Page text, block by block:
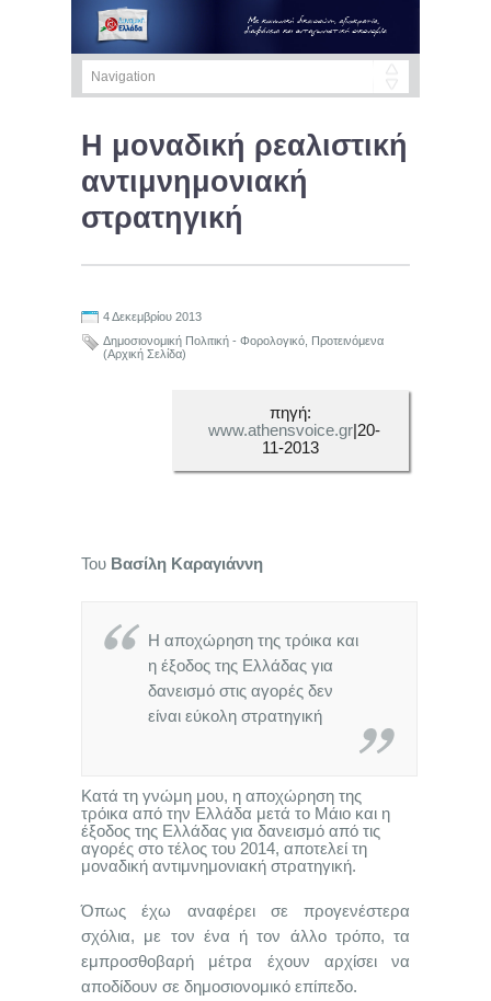
Η μοναδική ρεαλιστική
αντιμνημονιακή
στρατηγική
4 Δεκεμβρίου 2013
Δημοσιονομική Πολιτική - Φορολογικό
Προτεινόμενα
(Αρχική Σελίδα)
πηγή:
www.athensvoice.gr|20-
11-2013
Του Βασίλη Καραγιάννη
Η αποχώρηση της τρόικα και
η έξοδος της Ελλάδας για
δανεισμό στις αγορές δεν
είναι εύκολη στρατηγική
Κατά τη γνώμη μου, η αποχώρηση της
τρόικα από την Ελλάδα μετά το Μάιο και η
έξοδος της Ελλάδας για δανεισμό από τις
αγορές στο τέλος του 2014, αποτελεί τη
μοναδική αντιμνημονιακή στρατηγική.
Όπως έχω αναφέρει σε προγενέστερα
σχόλια, με τον ένα ή τον άλλο τρόπο, τα
εμπροσθοβαρή μέτρα έχουν αρχίσει να
αποδίδουν σε δημοσιονομικό επίπεδο.